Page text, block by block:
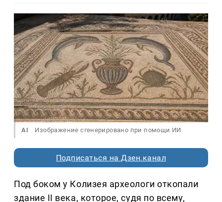
AI Изображение сгенерировано при помощи ИИ
Подписаться на Дзен.канал
Под боком у Колизея археологи откопали
здание II века, которое, судя по всему,